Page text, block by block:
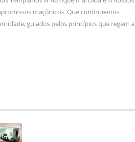
maçônicos. Que continuemos
guiados pelos princípios que regem a